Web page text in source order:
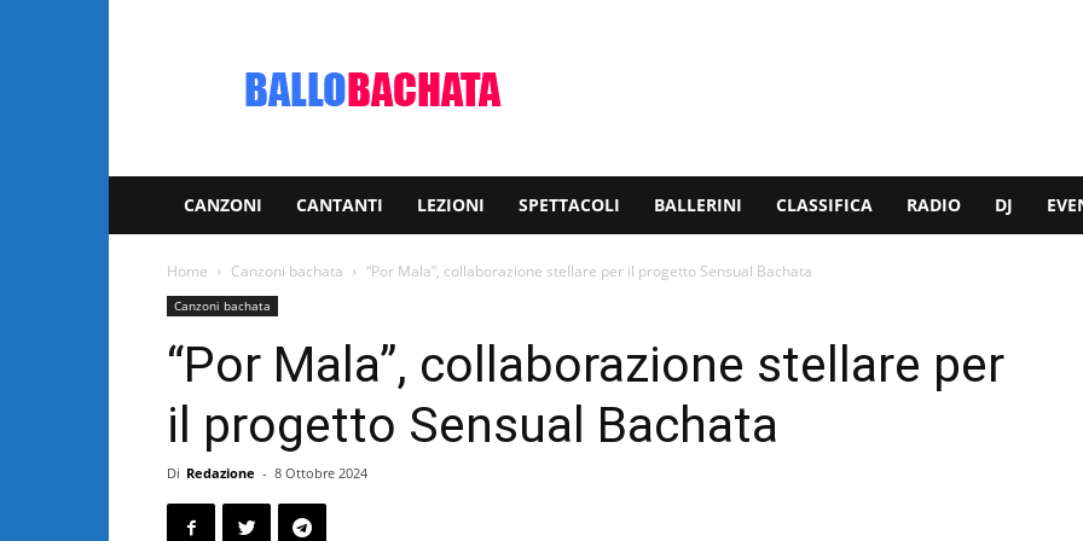
video
CANZONI CANTANTI LEZIONI SPETTACOLI BALLERINI CLASSIFICA RADIO DJ
Home Canzoni bachata “Por Mala”, collaborazione stellare per il progetto Sensual Bachata
Canzoni bachata
“Por Mala”, collaborazione stellare per
il progetto Sensual Bachata
Di Redazione - 8 Ottobre 2024